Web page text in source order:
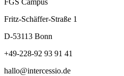
FGS Campus
Fritz-Schäffer-Straße 1
D-53113 Bonn
+49-228-92 93 91 41
hallo@intercessio.de